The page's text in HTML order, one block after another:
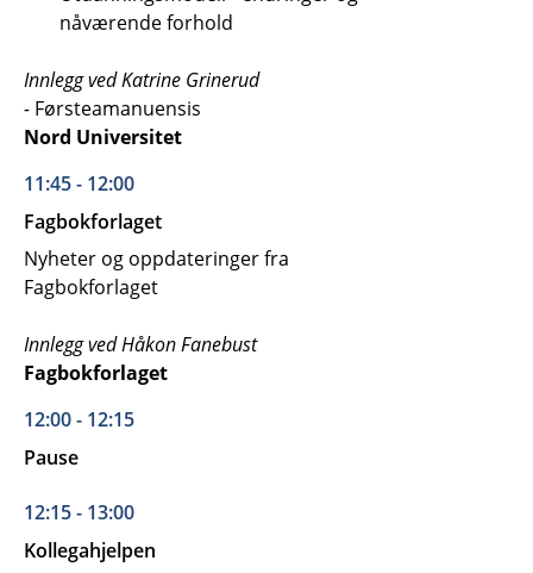
nåværende forhold
Innlegg ved Katrine Grinerud
- Førsteamanuensis
Nord Universitet
11:45 - 12:00
Fagbokforlaget
Nyheter og oppdateringer fra
Fagbokforlaget
Innlegg ved Håkon Fanebust
Fagbokforlaget
12:00 - 12:15
Pause
12:15 - 13:00
Kollegahjelpen